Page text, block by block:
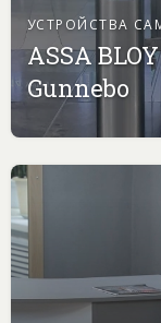
УСТРОЙСТВА
ASSA
Gunnebo